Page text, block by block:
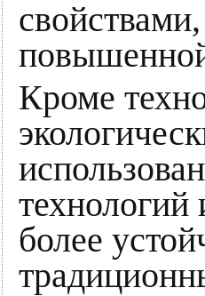
Кроме
технологий
более